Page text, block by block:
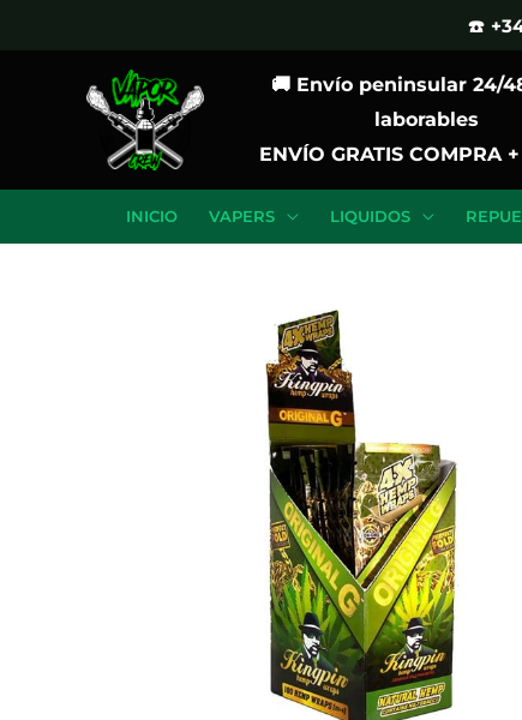
contenido
☎️ +34
🚚 Envío peninsular 24/
laborables
ENVÍO GRATIS COMPRA
INICIO VAPERS LIQUIDOS